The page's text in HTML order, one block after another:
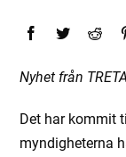
Nyhet från
Det har kommit
myndigheterna